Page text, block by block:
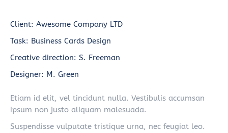
Client: Awesome Company LTD
Task: Business Cards Design
Creative direction: S. Freeman
Designer: M. Green
Etiam id elit, vel tincidunt nulla. Vestibulis accumsan
ipsum non justo aliquam malesuada.
Suspendisse vulputate tristique urna, nec feugiat leo.